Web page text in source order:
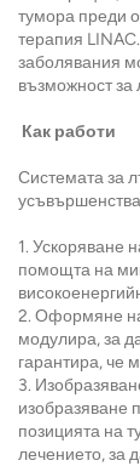
тумора преди
терапия
заболявания
възможност за
Как работи
Системата за
1. Ускоряване
помощта на
2. Оформяне
модулира, за
гарантира, че
3.
изобразяване
позицията на
лечението, за